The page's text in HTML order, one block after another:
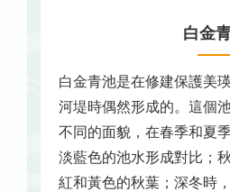
白金
白金青池是在修建保護美
河堤時偶然形成的。這個
不同的面貌，在春季和夏
淡藍色的池水形成對比；
紅和黃色的秋葉；深冬時